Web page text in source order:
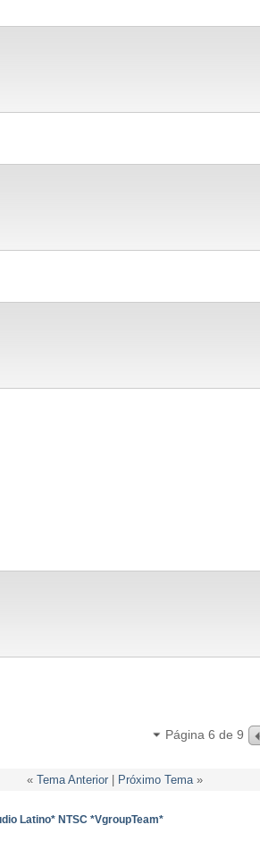
Página 6 de 9
« Tema Anterior| Próximo Tema »
Latino* NTSC *VgroupTeam*